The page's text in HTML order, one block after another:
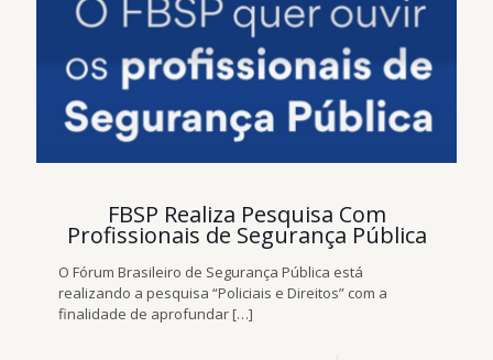
FBSP Realiza Pesquisa Com
Profissionais de Segurança Pública
O Fórum Brasileiro de Segurança Pública está
realizando a pesquisa “Policiais e Direitos” com a
finalidade de aprofundar[…]